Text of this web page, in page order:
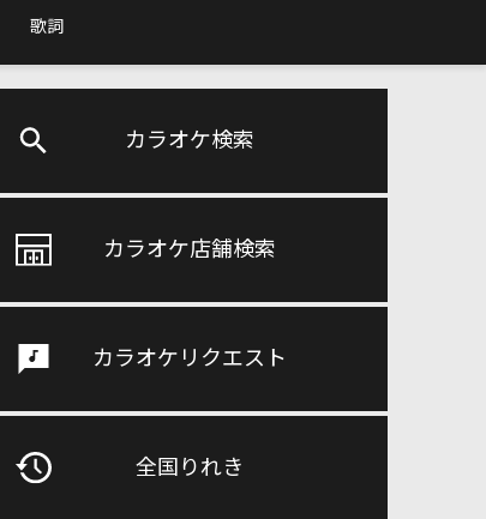
歌詞
カラオケ検索
カラオケ店舗検索
カラオケリクエスト
全国りれき